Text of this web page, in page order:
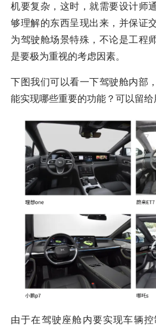
机要复杂，这时，就需要设计师
够理解的东西呈现出来，并保证
为驾驶舱场景特殊，不论是工程
是要极为重视的考虑因素。
下图我们可以看一下驾驶舱内部
能实现哪些重要的功能？可以留给
由于在驾驶座舱内要实现车辆